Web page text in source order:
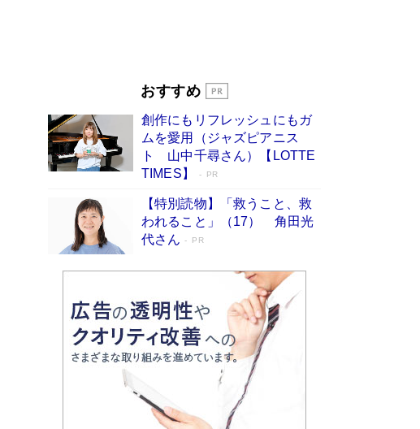
らも文庫化 映画化された直木賞受賞作もランク
皇室はなぜ世界から尊敬されているのか？ 「天
皇陛下はお元気でおられるか」がサウジ国王の第
一声になる理由
Book Bang
おすすめ
創作にもリフレッシュにもガ
ムを愛用（ジャズピアニス
ト 山中千尋さん）【LOTTE
TIMES】
PR
【特別読物】「救うこと、救
われること」（17） 角田光
代さん
PR